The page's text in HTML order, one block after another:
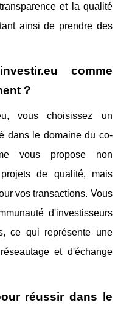
et la qualité
ainsi de prendre des
comme
?
, vous choisissez un
dans le domaine du co-
vous propose non
de qualité, mais
vos transactions. Vous
d'investisseurs
ce qui représente une
et d'échange
réussir dans le